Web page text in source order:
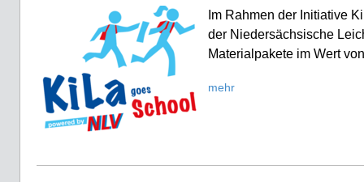
Im Rahmen der Initiative
der Niedersächsische
Materialpakete im Wert
mehr